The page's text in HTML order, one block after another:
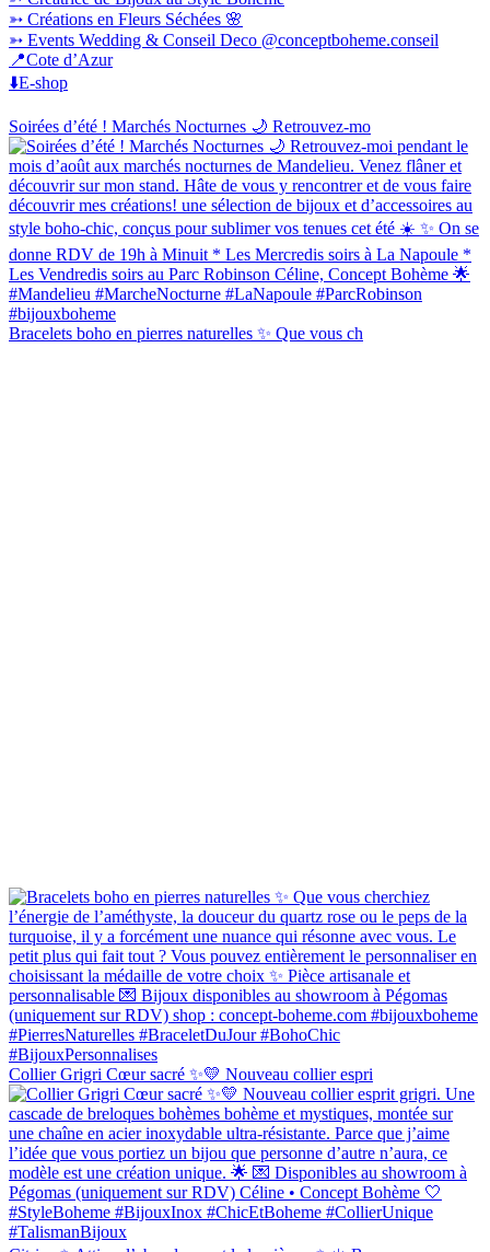
➳ Créations en Fleurs Séchées 🌸
➳ Events Wedding & Conseil Deco @conceptboheme.conseil
📍Cote d’Azur
⬇️E-shop
Soirées d’été ! Marchés Nocturnes 🌙 Retrouvez-mo
Bracelets boho en pierres naturelles ✨ Que vous ch
Collier Grigri Cœur sacré ✨💛 Nouveau collier espri